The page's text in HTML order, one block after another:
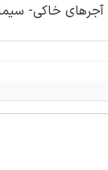
آجرهای خاکی-